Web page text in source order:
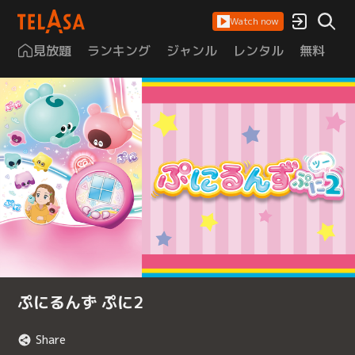
Watch now
見放題 ランキング ジャンル レンタル 無料
ぷにるんず ぷに2
Share